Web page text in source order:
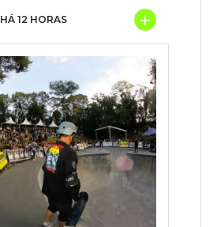
HÁ 12 HORAS +